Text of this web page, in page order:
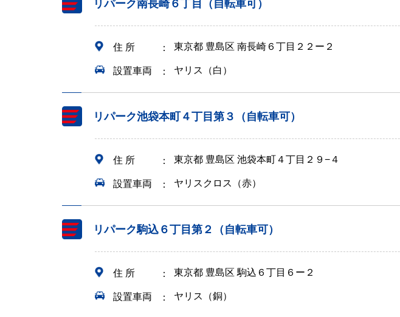
リパーク南長崎６丁目（自転車可）
住 所 東京都 豊島区 南長崎６丁目２２ー２
設置車両 ヤリス（白）
リパーク池袋本町４丁目第３（自転車可）
住 所 東京都 豊島区 池袋本町４丁目２９−４
設置車両 ヤリスクロス（赤）
リパーク駒込６丁目第２（自転車可）
住 所 東京都 豊島区 駒込６丁目６ー２
設置車両 ヤリス（銅）